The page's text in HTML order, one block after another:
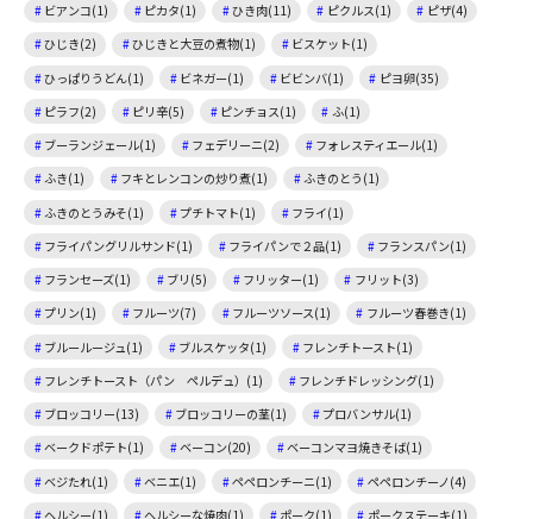
ビアンコ(1)
ピカタ(1) ひき肉(11) ピクルス(1)
ピザ(4)
ひじき(2)
ひじきと大豆の煮物(1)
ビスケット(1)
ひっぱりうどん(1)
ビネガー(1) ビビンバ(1)
ピヨ卵(35)
ピラフ(2)
ピリ辛(5) ピンチョス(1)
ふ(1)
ブーランジェール(1)
フェデリーニ(2)
フォレスティエール(1)
ふき(1)
フキとレンコンの炒り煮(1)
ふきのとう(1)
ふきのとうみそ(1)
プチトマト(1)
フライ(1)
フライパングリルサンド(1)
フライパンで２品(1)
フランスパン(1)
フランセーズ(1)
ブリ(5) フリッター(1)
フリット(3)
プリン(1)
フルーツ(7) フルーツソース(1)
フルーツ春巻き(1)
ブルールージュ(1)
ブルスケッタ(1)
フレンチトースト(1)
フレンチトースト（パン ペルデュ）(1)
フレンチドレッシング(1)
ブロッコリー(13)
ブロッコリーの茎(1)
プロバンサル(1)
ベークドポテト(1)
ベーコン(20)
ベーコンマヨ焼きそば(1)
ベジたれ(1)
ベニエ(1) ペペロンチーニ(1)
ペペロンチーノ(4)
ヘルシー(1)
ヘルシーな焼肉(1) ポーク(1)
ポークステーキ(1)